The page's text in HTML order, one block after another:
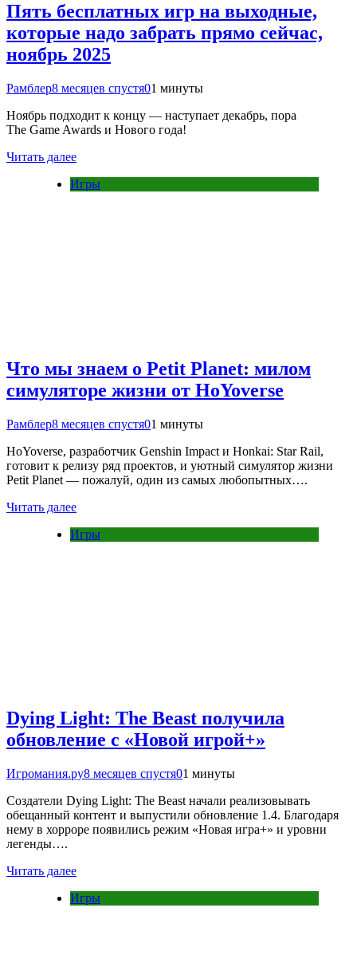
Пять бесплатных игр на выходные,
которые надо забрать прямо сейчас,
ноябрь 2025
Рамблер8 месяцев спустя01 минуты
Ноябрь подходит к концу — наступает декабрь, пора
The Game Awards и Нового года!
Читать далее
Игры
Что мы знаем о Petit Planet: милом
симуляторе жизни от HoYoverse
Рамблер8 месяцев спустя01 минуты
HoYoverse, разработчик Genshin Impact и Honkai: Star Rail,
готовит к релизу ряд проектов, и уютный симулятор жизни
Petit Planet — пожалуй, один из самых любопытных….
Читать далее
Игры
Dying Light: The Beast получила
обновление с «Новой игрой+»
Игромания.ру8 месяцев спустя01 минуты
Создатели Dying Light: The Beast начали реализовывать
обещанный контент и выпустили обновление 1.4. Благодаря
нему в хорроре появились режим «Новая игра+» и уровни
легенды….
Читать далее
Игры